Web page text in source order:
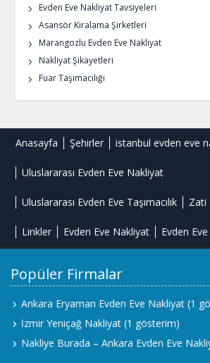
Evden Eve Nakliyat Tavsiyeleri
Asansör Kiralama Şirketleri
Marangozlu Evden Eve Nakliyat
Nakliyat Şikayetleri
Fuar Taşımacılığı
Anasayfa Şehirler istanbul evden eve
Uluslararası Evden Eve Nakliyat
Uluslararası Evden Eve Taşımacılık Zati
Linkler Evden Eve Nakliyat Evden Eve
Popüler Firmalar
Ankara Eryaman Evden Eve Nakliyat (1
İzmir Yeniçağ Nakliyat (1 gösterim)
Nakliye Burada – Ankara Evden Eve